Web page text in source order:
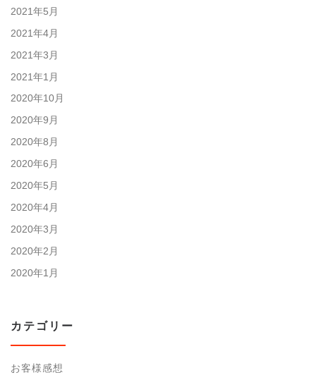
2021年5月
2021年4月
2021年3月
2021年1月
2020年10月
2020年9月
2020年8月
2020年6月
2020年5月
2020年4月
2020年3月
2020年2月
2020年1月
カテゴリー
お客様感想